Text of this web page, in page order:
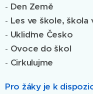
- Den Země
- Les ve škole, škola
- Ukliďme Česko
- Ovoce do škol
- Cirkulujme
Pro žáky je k